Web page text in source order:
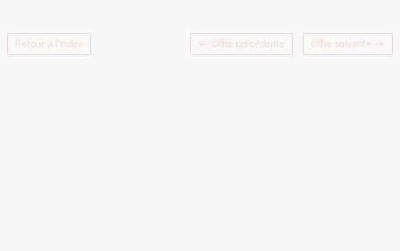
Retour à l'index ← Offre précédente Offre suivante →